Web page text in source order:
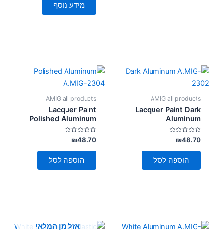
מידע נוסף
AMIG all products
Lacquer Paint Dark
Aluminum
דורג
0
מתוך
₪48.70
הוספה לסל
AMIG all products
Lacquer Paint
Polished Aluminum
דורג
0
מתוך
₪48.70
הוספה לסל
אזל מן המלאי